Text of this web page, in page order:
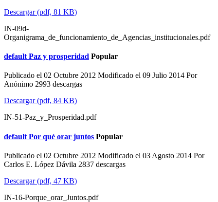
Descargar(pdf, 81 KB)
IN-09d-
Organigrama_de_funcionamiento_de_Agencias_institucionales.pdf
default Paz y prosperidad Popular
Publicado el 02 Octubre 2012 Modificado el 09 Julio 2014 Por
Anónimo 2993 descargas
Descargar(pdf, 84 KB)
IN-51-Paz_y_Prosperidad.pdf
default Por qué orar juntos Popular
Publicado el 02 Octubre 2012 Modificado el 03 Agosto 2014 Por
Carlos E. López Dávila 2837 descargas
Descargar(pdf, 47 KB)
IN-16-Porque_orar_Juntos.pdf